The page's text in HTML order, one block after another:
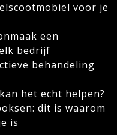
voor je
een
bedrijf
behandeling
het echt helpen?
dit is waarom
is